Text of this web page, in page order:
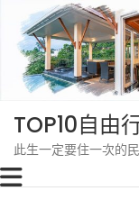
content
TOP10自由
此生一定要住一次的